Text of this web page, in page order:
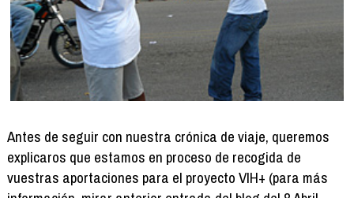
Antes de seguir con nuestra crónica de viaje, queremos
explicaros que estamos en proceso de recogida de
vuestras aportaciones para el proyecto VIH+ (para más